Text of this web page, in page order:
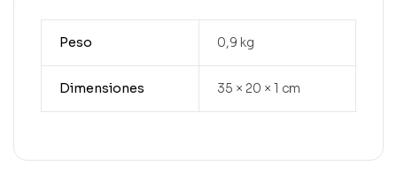
Peso 0,9 kg
Dimensiones 35 × 20 × 1 cm